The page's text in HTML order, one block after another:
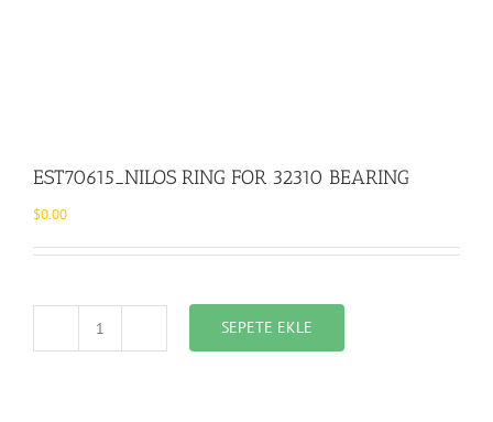
EST70615_NILOS RING FOR 32310 BEARING
$0.00
EST70615_NILOS
RING
SEPETE EKLE